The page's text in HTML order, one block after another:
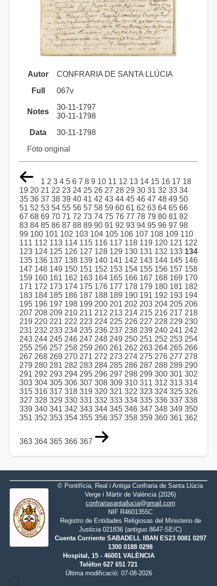
Autor
CONFRARIA DE SANTA LLÚCIA
Full
067v
Notes
30-11-1797
30-11-1798
Data
30-11-1798
Foto original
1 2 3 4 5 6 7 8 9 10 11 12 13 14 15 16 17 18
19 20 21 22 23 24 25 26 27 28 29 30 31 32 33 34
35 36 37 38 39 40 41 42 43 44 45 46 47 48 49 50
51 52 53 54 55 56 57 58 59 60 61 62 63 64 65 66
67 68 69 70 71 72 73 74 75 76 77 78 79 80 81 82
83 84 85 86 87 88 89 90 91 92 93 94 95 96 97 98
99 100 101 102 103 104 105 106 107 108 109 110
111 112 113 114 115 116 117 118 119 120 121 122
123 124 125 126 127 128 129 130 131 132 133 134
135 136 137 138 139 140 141 142 143 144 145 146
147 148 149 150 151 152 153 154 155 156 157 158
159 160 161 162 163 164 165 166 167 168 169 170
171 172 173 174 175 176 177 178 179 180 181 182
183 184 185 186 187 188 189 190 191 192 193 194
195 196 197 198 199 200 201 202 203 204 205 206
207 208 209 210 211 212 213 214 215 216 217 218
219 220 221 222 223 224 225 226 227 228 229 230
231 232 233 234 235 236 237 238 239 240 241 242
243 244 245 246 247 248 249 250 251 252 253 254
255 256 257 258 259 260 261 262 263 264 265 266
267 268 269 270 271 272 273 274 275 276 277 278
279 280 281 282 283 284 285 286 287 288 289 290
291 292 293 294 295 296 297 298 299 300 301 302
303 304 305 306 307 308 309 310 311 312 313 314
315 316 317 318 319 320 321 322 323 324 325 326
327 328 329 330 331 332 333 334 335 336 337 338
339 340 341 342 343 344 345 346 347 348 349 350
351 352 353 354 355 356 357 358 359 360 361 362
363 364 365 366 367
© Pontifícia, Real i Antiga Confraria de Santa Llúcia
Verge i Màrtir de València (2026)
confrariasantallucia@gmail.com
NIF R4601355C
Registro de Entidades Religiosas del Ministerio de
Justicia 021836 (antiguo 8647-SE/C)
Cuenta Corriente SABADELL IBAN ES23 0081 0297
1300 0188 0298
Hospital, 15 - 46001 VALÈNCIA
Telèfon 627 651 721
Última modificació: 07-08-2026